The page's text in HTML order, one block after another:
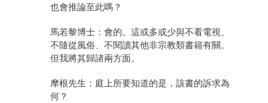
也會推論至此嗎？
馬若黎博士：會的。這或多或少與不看電視、
不隨從風俗、不閱讀其他非宗教類書籍有關。
但我將其歸諸兩方面。
摩根先生：庭上所要知道的是，該書的訴求為
何？